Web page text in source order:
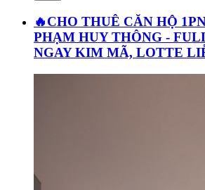
🔥CHO THUÊ CĂN HỘ
PHẠM HUY THÔNG -
NGAY KIM MÃ, LOTTE